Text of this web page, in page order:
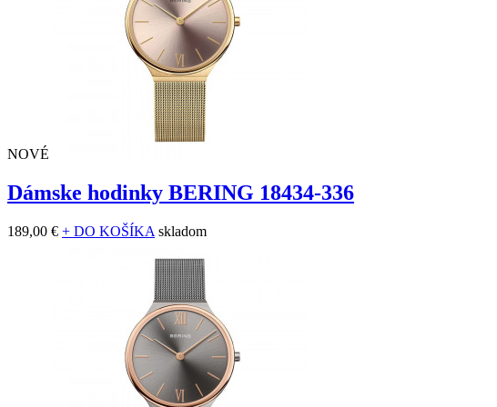
NOVÉ
Dámske hodinky BERING 18434-336
189,00 € + DO KOŠÍKA skladom